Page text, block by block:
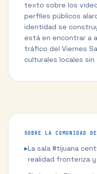
texto sobre los
perfiles públicos
identidad se
está en encontrar a
tráfico del Viernes
culturales locales
SOBRE LA COMUNIDAD DE
▸La sala #tijuana
realidad fronteriza y